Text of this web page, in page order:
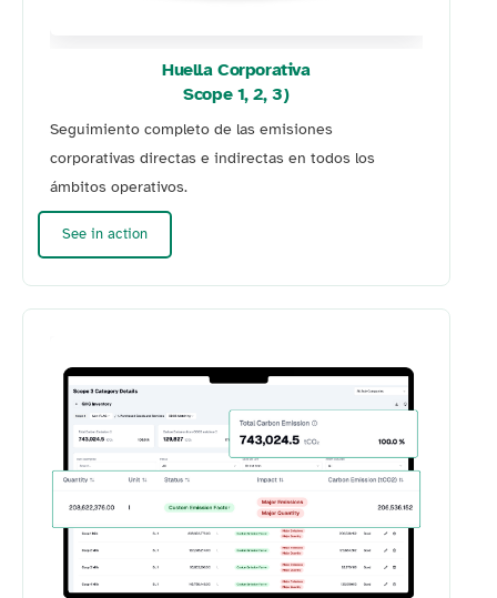
Huella Corporativa
Scope 1, 2, 3)
Seguimiento completo de las emisiones
corporativas directas e indirectas en todos los
ámbitos operativos.
See in action